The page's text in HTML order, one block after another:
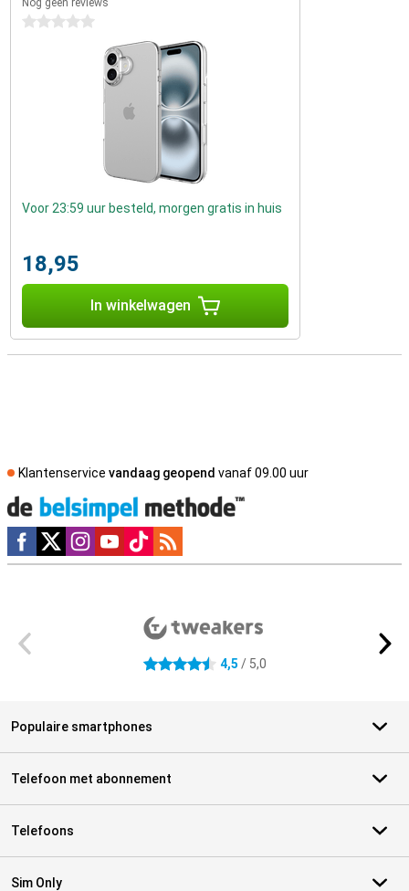
Nog geen reviews
0 sterren
Voor 23:59 uur besteld, morgen gratis in huis
18,95
In winkelwagen
Klantenservice vandaag geopend vanaf 09.00 uur
Social media
4.5 sterren 4,5 / 5,0
Populaire smartphones
Telefoon met abonnement
Telefoons
Sim Only